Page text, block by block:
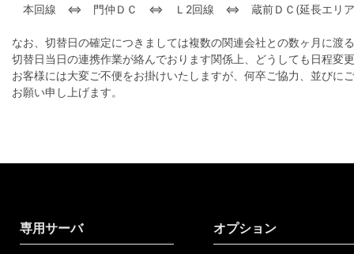
本回線 ⇔ 門仲ＤＣ ⇔ Ｌ2回線 ⇔ 蔵前ＤＣ(延長エリ
なお、切替日の確定につきましては複数の関連会社との数ヶ月に渡
切替日当日の連携作業が絡んでおります関係上、どうしても日程変
お客様には大変ご不便をお掛けいたしますが、何卒ご協力、並びに
お願い申し上げます。
専用サーバ オプション